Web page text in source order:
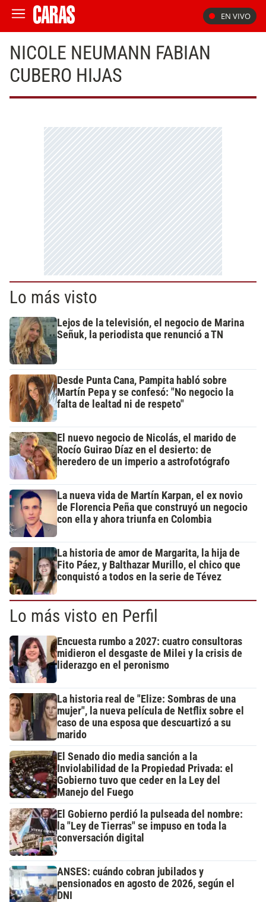
EN VIVO
NICOLE NEUMANN FABIAN
CUBERO HIJAS
Lo más visto
Lejos de la televisión, el negocio de Marina
Señuk, la periodista que renunció a TN
Desde Punta Cana, Pampita habló sobre
Martín Pepa y se confesó: "No negocio la
falta de lealtad ni de respeto"
El nuevo negocio de Nicolás, el marido de
Rocío Guirao Díaz en el desierto: de
heredero de un imperio a astrofotógrafo
La nueva vida de Martín Karpan, el ex novio
de Florencia Peña que construyó un negocio
con ella y ahora triunfa en Colombia
La historia de amor de Margarita, la hija de
Fito Páez, y Balthazar Murillo, el chico que
conquistó a todos en la serie de Tévez
Lo más visto en Perfil
Encuesta rumbo a 2027: cuatro consultoras
midieron el desgaste de Milei y la crisis de
liderazgo en el peronismo
La historia real de "Elize: Sombras de una
mujer", la nueva película de Netflix sobre el
caso de una esposa que descuartizó a su
marido
El Senado dio media sanción a la
Inviolabilidad de la Propiedad Privada: el
Gobierno tuvo que ceder en la Ley del
Manejo del Fuego
El Gobierno perdió la pulseada del nombre:
la "Ley de Tierras" se impuso en toda la
conversación digital
ANSES: cuándo cobran jubilados y
pensionados en agosto de 2026, según el
DNI